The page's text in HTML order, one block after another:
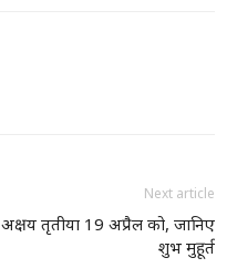
Next article
अक्षय तृतीया 19 अप्रैल को, जानिए
शुभ मुहूर्त